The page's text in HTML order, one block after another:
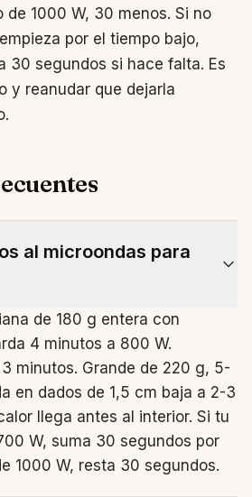
de 1000 W, 30 menos. Si no
por el tiempo bajo,
30 segundos si hace falta. Es
y reanudar que dejarla
al microondas para
de 180 g entera con
4 minutos a 800 W.
minutos. Grande de 220 g, 5-
en dados de 1,5 cm baja a 2-3
llega antes al interior. Si tu
W, suma 30 segundos por
1000 W, resta 30 segundos.